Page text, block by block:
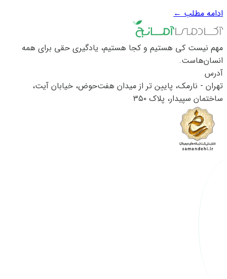
انجام شوند. ابزارهای اتوماسیون کلاسیک تا حدی این فشار را کم
کرده‌اند، اما هنوز چیزی کم...
ادامه مطلب←
مهم نیست کی هستیم و کجا هستیم، یادگیری حقی برای همه
انسان‌هاست.
آدرس
تهران - نارمک، پایین تر از میدان هفت‌حوض، خیابان آیت،
ساختمان سپیدار، پلاک ۳۵۰